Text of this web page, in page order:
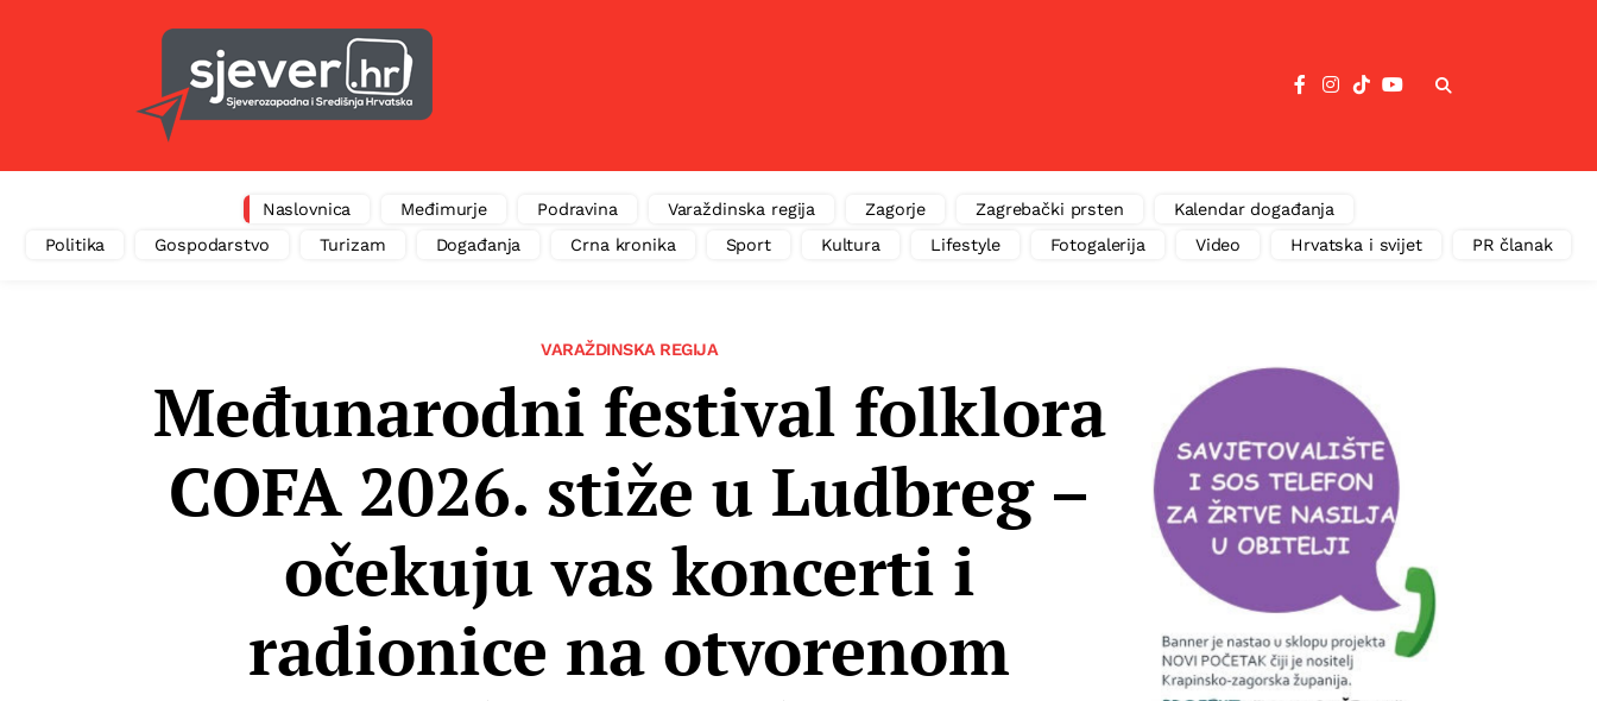
Naslovnica Međimurje Podravina Varaždinska regija Zagorje Zagrebački prsten
Kalendar događanja
Politika
Gospodarstvo Turizam Događanja Crna kronika Sport Kultura Lifestyle Fotogalerija Video Hrvatska i svijet PR članak
VARAŽDINSKA REGIJA
Međunarodni festival folklora
COFA 2026. stiže u Ludbreg –
očekuju vas koncerti i
radionice na otvorenom